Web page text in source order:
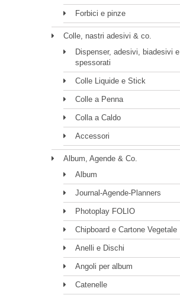
Forbici e pinze
Colle, nastri adesivi & co.
Dispenser, adesivi, biadesivi e
spessorati
Colle Liquide e Stick
Colle a Penna
Colla a Caldo
Accessori
Album, Agende & Co.
Album
Journal-Agende-Planners
Photoplay FOLIO
Chipboard e Cartone Vegetale
Anelli e Dischi
Angoli per album
Catenelle